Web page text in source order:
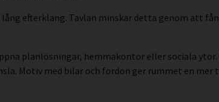
efterklang. Tavlan minskar detta genom att
planlösningar, hemmakontor eller sociala
Motiv med bilar och fordon ger rummet en mer